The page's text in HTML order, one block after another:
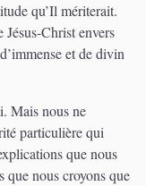
qu’Il mériterait.
Jésus-Christ envers
et de divin
Mais nous ne
particulière qui
que nous
que nous croyons que